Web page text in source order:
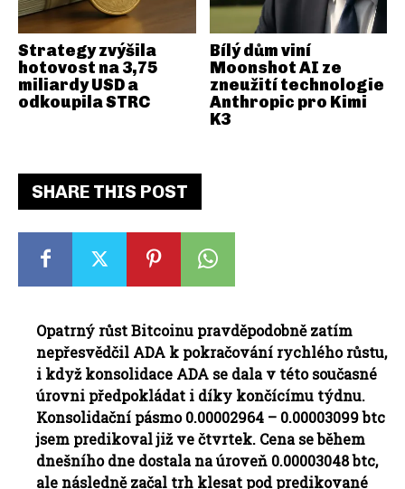
SHARE THIS POST
Opatrný růst Bitcoinu pravděpodobně zatím
nepřesvědčil ADA k pokračování rychlého růstu,
i když konsolidace ADA se dala v této současné
úrovni předpokládat i díky končícímu týdnu.
Konsolidační pásmo 0.00002964 – 0.00003099 btc
jsem predikoval již ve čtvrtek. Cena se během
dnešního dne dostala na úroveň 0.00003048 btc,
ale následně začal trh klesat pod predikované
Strategy zvýšila
hotovost na 3,75
miliardy USD a
odkoupila STRC
Bílý dům viní
Moonshot AI ze
zneužití technologie
Anthropic pro Kimi
K3